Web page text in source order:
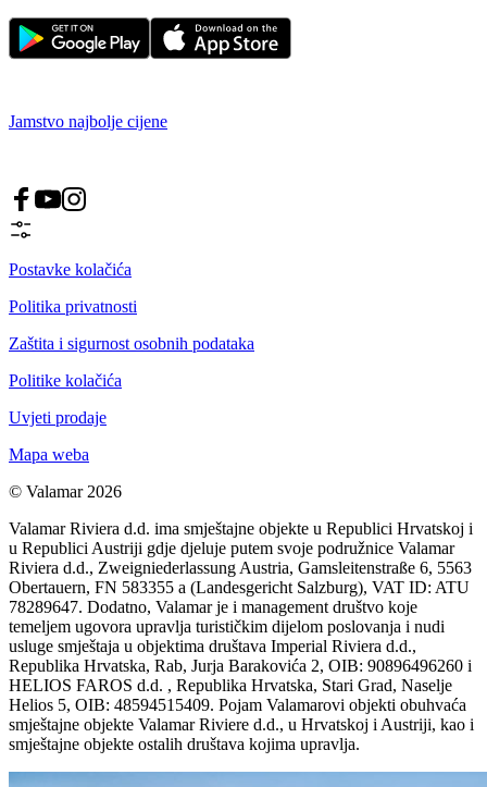
Jamstvo najbolje cijene
Postavke kolačića
Politika privatnosti
Zaštita i sigurnost osobnih podataka
Politike kolačića
Uvjeti prodaje
Mapa weba
© Valamar 2026
Valamar Riviera d.d. ima smještajne objekte u Republici Hrvatskoj i
u Republici Austriji gdje djeluje putem svoje podružnice Valamar
Riviera d.d., Zweigniederlassung Austria, Gamsleitenstraße 6, 5563
Obertauern, FN 583355 a (Landesgericht Salzburg), VAT ID: ATU
78289647. Dodatno, Valamar je i management društvo koje
temeljem ugovora upravlja turističkim dijelom poslovanja i nudi
usluge smještaja u objektima društava Imperial Riviera d.d.,
Republika Hrvatska, Rab, Jurja Barakovića 2, OIB: 90896496260 i
HELIOS FAROS d.d. , Republika Hrvatska, Stari Grad, Naselje
Helios 5, OIB: 48594515409. Pojam Valamarovi objekti obuhvaća
smještajne objekte Valamar Riviere d.d., u Hrvatskoj i Austriji, kao i
smještajne objekte ostalih društava kojima upravlja.